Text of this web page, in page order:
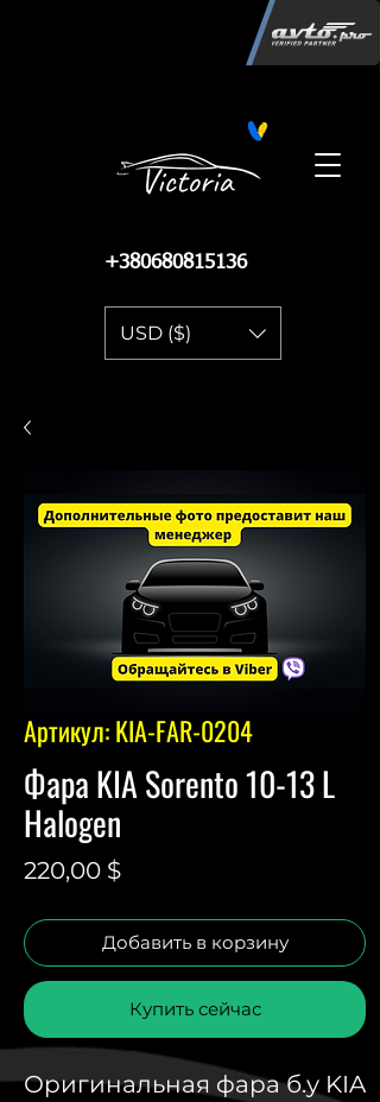
+380680815136
USD ($)
Артикул: KIA-FAR-0204
Фара KIA Sorento 10-13 L
Halogen
220,00 $Цена
Добавить в корзину
Купить сейчас
Оригинальная фара б.у KIA